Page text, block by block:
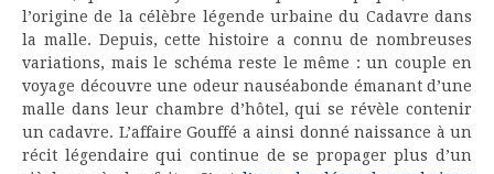
l’origine de la célèbre légende urbaine du Cadavre dans
la malle. Depuis, cette histoire a connu de nombreuses
variations, mais le schéma reste le même : un couple en
voyage découvre une odeur nauséabonde émanant d’une
malle dans leur chambre d’hôtel, qui se révèle contenir
un cadavre. L’affaire Gouffé a ainsi donné naissance à un
récit légendaire qui continue de se propager plus d’un